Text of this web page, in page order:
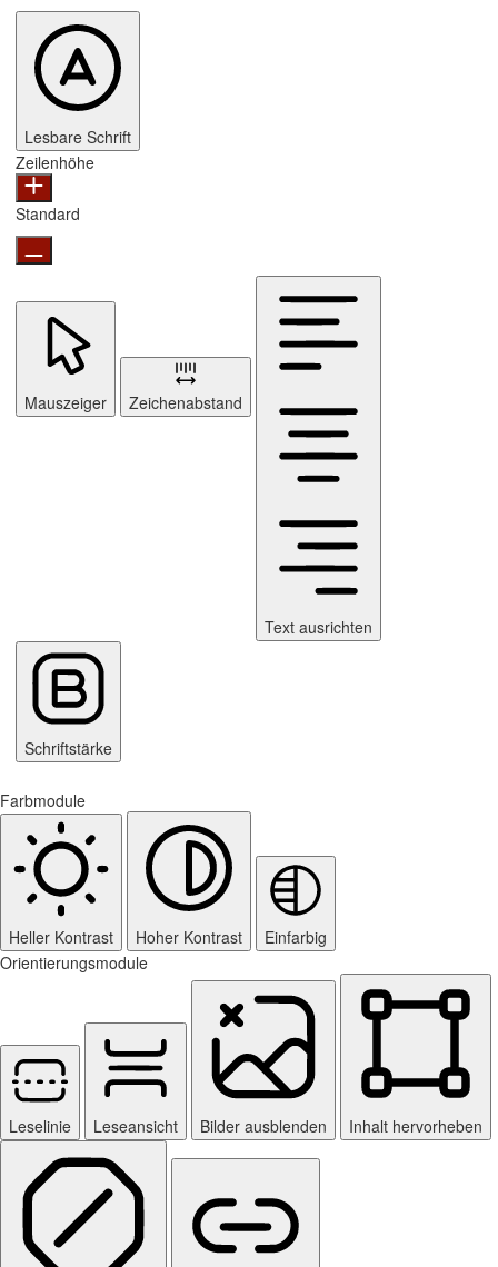
Lesbare Schrift
Zeilenhöhe
Standard
Mauszeiger Zeichenabstand
Text ausrichten
Schriftstärke
Farbmodule
Heller Kontrast Hoher Kontrast
Einfarbig
Orientierungsmodule
Leselinie Leseansicht Bilder ausblenden Inhalt hervorheben